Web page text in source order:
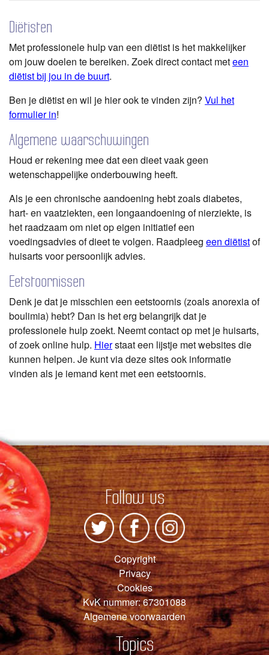
Diëtisten
Met professionele hulp van een diëtist is het makkelijker
om jouw doelen te bereiken. Zoek direct contact meteen
diëtist bij jou in de buurt.
Ben je diëtist en wil je hier ook te vinden zijn? Vul het
formulier in!
Algemene waarschuwingen
Houd er rekening mee dat een dieet vaak geen
wetenschappelijke onderbouwing heeft.
Als je een chronische aandoening hebt zoals diabetes,
hart- en vaatziekten, een longaandoening of nierziekte, is
het raadzaam om niet op eigen initiatief een
voedingsadvies of dieet te volgen. Raadpleeg een diëtistof
huisarts voor persoonlijk advies.
Eetstoornissen
Denk je dat je misschien een eetstoornis (zoals anorexia of
boulimia) hebt? Dan is het erg belangrijk dat je
professionele hulp zoekt. Neemt contact op met je huisarts,
of zoek online hulp. Hierstaat een lijstje met websites die
kunnen helpen. Je kunt via deze sites ook informatie
vinden als je iemand kent met een eetstoornis.
Follow us
Copyright
Privacy
Cookies
KvK nummer: 67301088
Algemene voorwaarden
Topics